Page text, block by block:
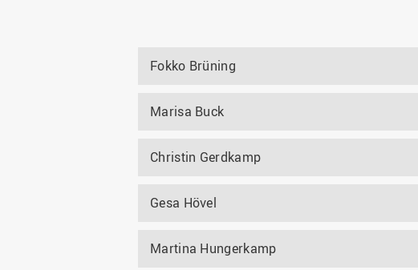
Fokko Brüning
Marisa Buck
Christin Gerdkamp
Gesa Hövel
Martina Hungerkamp